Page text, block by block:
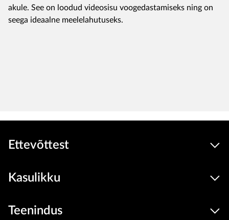
akule. See on loodud videosisu voogedastamiseks ning on
seega ideaalne meelelahutuseks.
Ettevõttest
Kasulikku
Teenindus